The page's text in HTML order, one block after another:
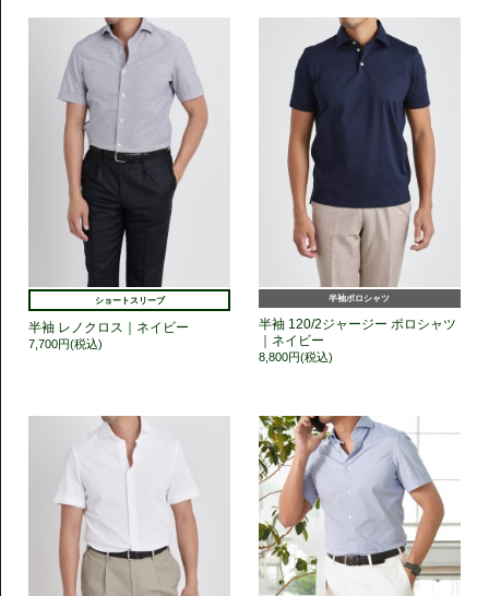
ショートスリーブ
半袖 レノクロス｜ネイビー
7,700円(税込)
半袖ポロシャツ
半袖 120/2ジャージー ポロシャツ
｜ネイビー
8,800円(税込)